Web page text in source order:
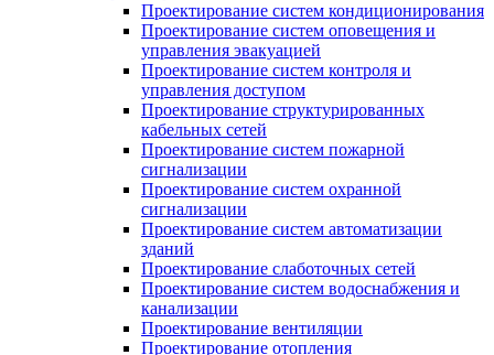
Проектирование систем кондиционирования
Проектирование систем оповещения и
управления эвакуацией
Проектирование систем контроля и
управления доступом
Проектирование структурированных
кабельных сетей
Проектирование систем пожарной
сигнализации
Проектирование систем охранной
сигнализации
Проектирование систем автоматизации
зданий
Проектирование слаботочных сетей
Проектирование систем водоснабжения и
канализации
Проектирование вентиляции
Проектирование отопления